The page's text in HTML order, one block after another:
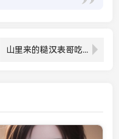
山里来的糙汉表哥吃鸡技巧是什么？